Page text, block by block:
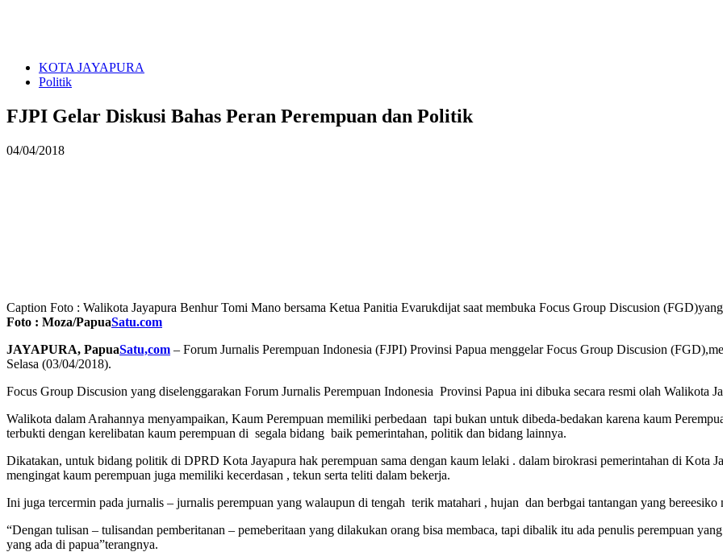
KOTA JAYAPURA
Politik
FJPI Gelar Diskusi Bahas Peran Perempuan dan Politik
04/04/2018
Caption Foto : Walikota Jayapura Benhur Tomi Mano bersama Ketua Panitia Evarukdijat saat membuka Focus Group Discusion
Foto : Moza/PapuaSatu.com
JAYAPURA, PapuaSatu,com – Forum Jurnalis Perempuan Indonesia (FJPI) Provinsi Papua menggelar Focus Group Discusion
Selasa (03/04/2018).
Focus Group Discusion yang diselenggarakan Forum Jurnalis Perempuan Indonesia Provinsi Papua ini dibuka secara resmi olah Walikota
Walikota dalam Arahannya menyampaikan, Kaum Perempuan memiliki perbedaan tapi bukan untuk dibeda-bedakan karena kaum
terbukti dengan kerelibatan kaum perempuan di segala bidang baik pemerintahan, politik dan bidang lainnya.
Dikatakan, untuk bidang politik di DPRD Kota Jayapura hak perempuan sama dengan kaum lelaki . dalam birokrasi pemerintahan di Kota
mengingat kaum perempuan juga memiliki kecerdasan , tekun serta teliti dalam bekerja.
Ini juga tercermin pada jurnalis – jurnalis perempuan yang walaupun di tengah terik matahari , hujan dan berbgai tantangan yang bereesiko
“Dengan tulisan – tulisandan pemberitanan – pemeberitaan yang dilakukan orang bisa membaca, tapi dibalik itu ada penulis perempuan
yang ada di papua”terangnya.